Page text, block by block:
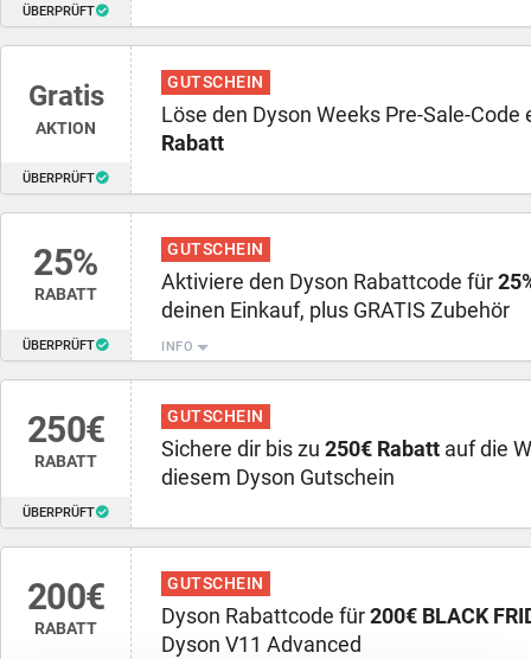
ÜBERPRÜFT
Gratis
AKTION
ÜBERPRÜFT
Löse den Dyson Weeks Pre-Sale-
Rabatt
GUTSCHEIN
25%
RABATT
ÜBERPRÜFT
Aktiviere den Dyson Rabattcode für
deinen Einkauf, plus GRATIS Zubehör
GUTSCHEIN
INFO
250€
RABATT
ÜBERPRÜFT
Sichere dir bis zu 250€ Rabatt auf die
diesem Dyson Gutschein
GUTSCHEIN
200€
RABATT Dyson Rabattcode für200€ BLACK
Dyson V11 Advanced
GUTSCHEIN